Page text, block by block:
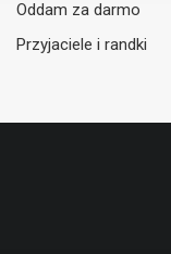
Oddam za darmo
Przyjaciele i randki